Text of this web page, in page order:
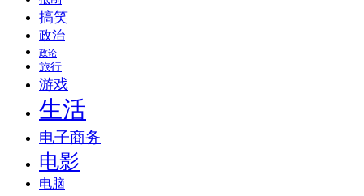
搞笑
政治
政论
旅行
游戏
生活
电子商务
电影
电脑